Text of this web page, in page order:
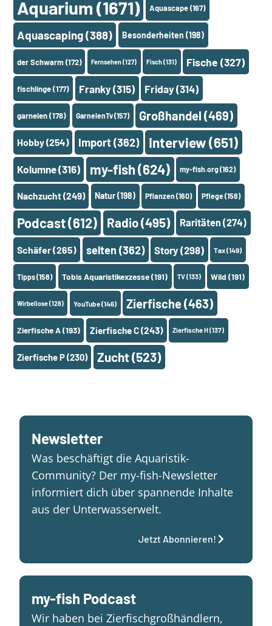
Aquarium (1671) Aquascape(167)
Aquascaping(388) Besonderheiten (198)
der Schwarm(172) Fernsehen(127) Fisch(131) Fische (327)
fischlinge(177) Franky(315) Friday(314)
garnelen(178) GarnelenTv(157) Großhandel (469)
Hobby(254) Import(362) Interview(651)
Kolumne(316) my-fish(624) my-fish.org(162)
Nachzucht(249) Natur(198) Pflanzen(160) Pflege(158)
Podcast(612) Radio(495) Raritäten (274)
Schäfer(265) selten (362) Story (298) Tax(149)
Tipps(158) Tobis Aquaristikexzesse(191) TV(133) Wild (191)
Wirbellose(128) YouTube(146) Zierfische(463)
Zierfische A(193) Zierfische C(243) Zierfische H(137)
Zierfische P(230) Zucht(523)
Newsletter
Was beschäftigt die Aquaristik-
Community? Der my-fish-Newsletter
informiert dich über spannende Inhalte
aus der Unterwasserwelt.
Jetzt Abonnieren!
my-fish Podcast
Wir haben bei Zierfischgroßhändlern,